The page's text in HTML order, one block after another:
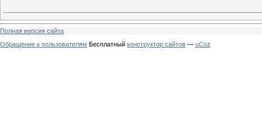
Полная версия сайта
Обращение к пользователям Бесплатный конструктор сайтов — uCoz